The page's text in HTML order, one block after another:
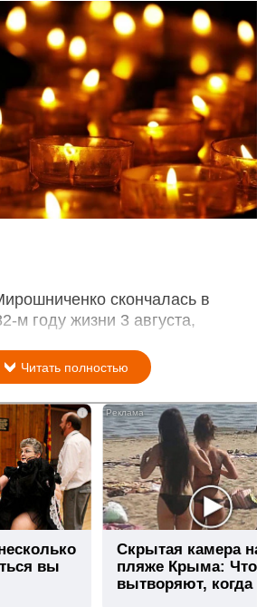
скончалась в
м году жизни 3 августа,
Читать полностью
вы
Скрытая камера на
пляже Крыма: Что
вытворяют, когда